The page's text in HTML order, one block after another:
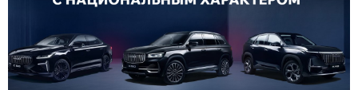
Статьи